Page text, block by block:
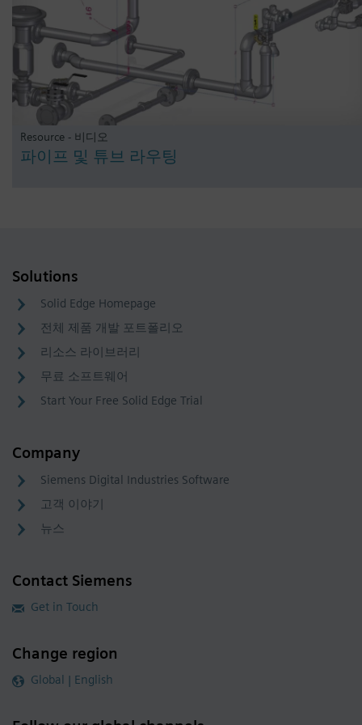
Resource - 비디오
파이프 및 튜브 라우팅
Solutions
Solid Edge Homepage
전체 제품 개발 포트폴리오
리소스 라이브러리
무료 소프트웨어
Start Your Free Solid Edge Trial
Company
Siemens Digital Industries Software
고객 이야기
뉴스
Contact Siemens
Get in Touch
Change region
Global | English